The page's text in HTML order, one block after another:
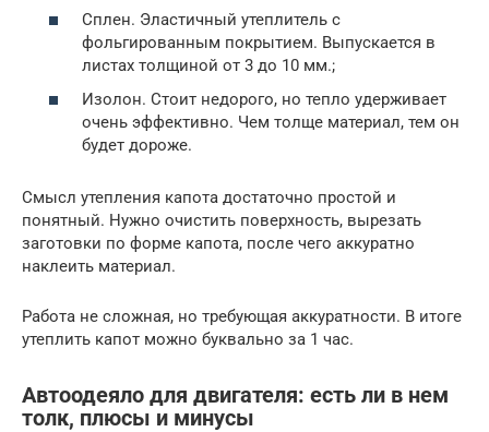
Сплен. Эластичный утеплитель с
фольгированным покрытием. Выпускается в
листах толщиной от 3 до 10 мм.;
Изолон. Стоит недорого, но тепло удерживает
очень эффективно. Чем толще материал, тем он
будет дороже.
Смысл утепления капота достаточно простой и
понятный. Нужно очистить поверхность, вырезать
заготовки по форме капота, после чего аккуратно
наклеить материал.
Работа не сложная, но требующая аккуратности. В итоге
утеплить капот можно буквально за 1 час.
Автоодеяло для двигателя: есть ли в нем
толк, плюсы и минусы